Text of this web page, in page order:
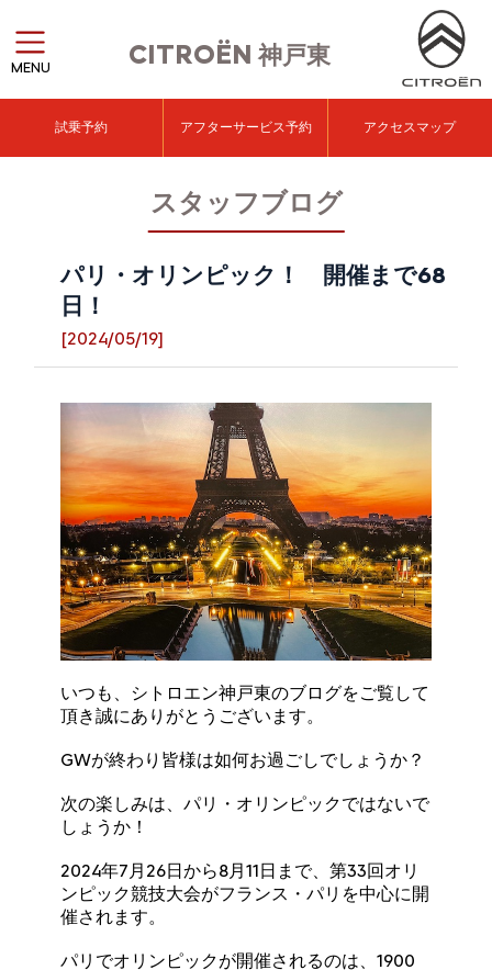
CITROËN神戸東
MENU
試乗予約 アフターサービス予約 アクセスマップ
スタッフブログ
パリ・オリンピック！ 開催まで68
日！
[2024/05/19]
いつも、シトロエン神戸東のブログをご覧して
頂き誠にありがとうございます。
GWが終わり皆様は如何お過ごしでしょうか？
次の楽しみは、パリ・オリンピックではないで
しょうか！
2024年7月26日から8月11日まで、第33回オリ
ンピック競技大会がフランス・パリを中心に開
催されます。
パリでオリンピックが開催されるのは、1900